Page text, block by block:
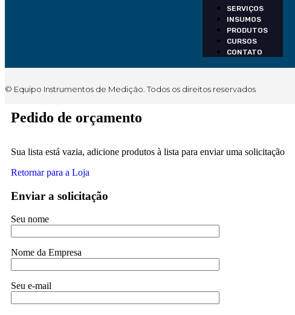
SERVIÇOS
INSUMOS
PRODUTOS
CURSOS
CONTATO
© Equipo Instrumentos de Medição. Todos os direitos reservados
Pedido de orçamento
Sua lista está vazia, adicione produtos à lista para enviar uma solicitação
Retornar para a Loja
Enviar a solicitação
Seu nome
Nome da Empresa
Seu e-mail